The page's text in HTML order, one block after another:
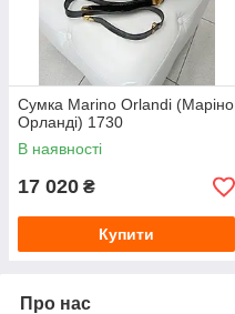
Сумка Marino Orlandi (Маріно
Орланді) 1730
В наявності
17 020 ₴
Купити
Про нас